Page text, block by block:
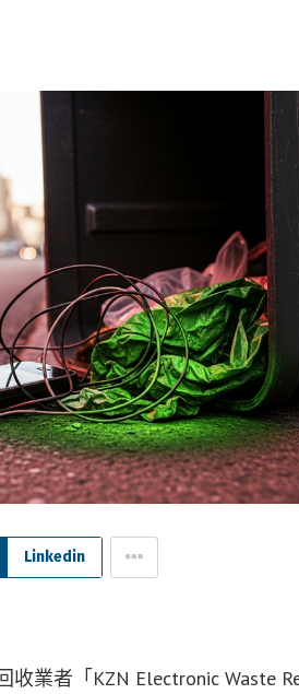
Linkedin
業者「KZN Electronic Waste